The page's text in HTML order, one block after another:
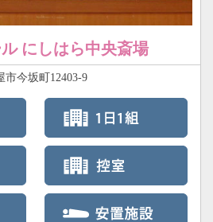
にしはら中央斎場
市今坂町12403-9